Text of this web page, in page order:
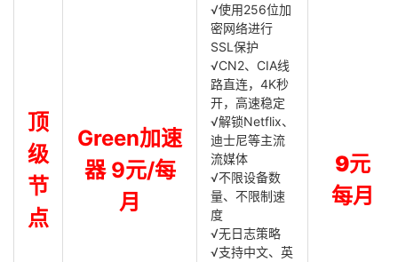
顶
级
节
点
Green加速
器 9元/每
月
√使用256位加
密网络进行
SSL保护
√CN2、CIA线
路直连，4K秒
开，高速稳定
√解锁Netflix、
迪士尼等主流
流媒体
√不限设备数
量、不限制速
度
√无日志策略
√支持中文、英
9元
每月